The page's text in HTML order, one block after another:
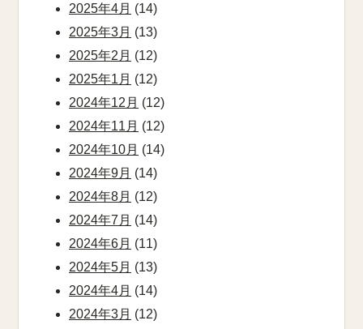
2025年4月 (14)
2025年3月 (13)
2025年2月 (12)
2025年1月 (12)
2024年12月 (12)
2024年11月 (12)
2024年10月 (14)
2024年9月 (14)
2024年8月 (12)
2024年7月 (14)
2024年6月 (11)
2024年5月 (13)
2024年4月 (14)
2024年3月 (12)